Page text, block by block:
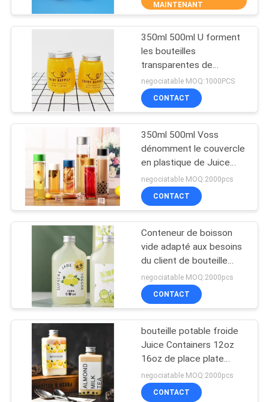
CONTACTEZ-
NOUS
NOUVELLES
CAS
SITE
PRIVACY
Boîtes de boisson
en plastique
50
Boîtes en plastique
de nourriture
59
Bouteilles jetables
de jus
23
MAINTENANT
350ml 500ml U forment
les bouteilles
transparentes de
boisson d'ANIMAL
FAMILIER de thé de
Boba de bouteille en
negociatable MOQ:1000PCS
CONTACT
350ml 500ml Voss
dénomment le couvercle
en plastique de Juice
Bottle With Colored
Screw
negociatable MOQ:2000pcs
CONTACT
Conteneur de boisson
vide adapté aux besoins
du client de bouteille
ronde d'ANIMAL
FAMILIER de 350ml
380ml 14oz avec le
negociatable MOQ:2000pcs
CONTACT
bouteille potable froide
Juice Containers 12oz
16oz de place plate
jetable de 58mm avec le
dessus en aluminium
negociatable MOQ:2000pcs
CONTACT